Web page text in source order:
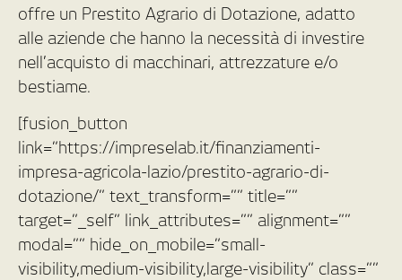
offre un Prestito Agrario di Dotazione, adatto
alle aziende che hanno la necessità di investire
nell’acquisto di macchinari, attrezzature e/o
bestiame.
[fusion_button
link=”https://impreselab.it/finanziamenti-
impresa-agricola-lazio/prestito-agrario-di-
dotazione/” text_transform=”” title=””
target=”_self” link_attributes=”” alignment=””
modal=”” hide_on_mobile=”small-
visibility,medium-visibility,large-visibility” class=””